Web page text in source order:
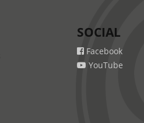
SOCIAL
Facebook
YouTube